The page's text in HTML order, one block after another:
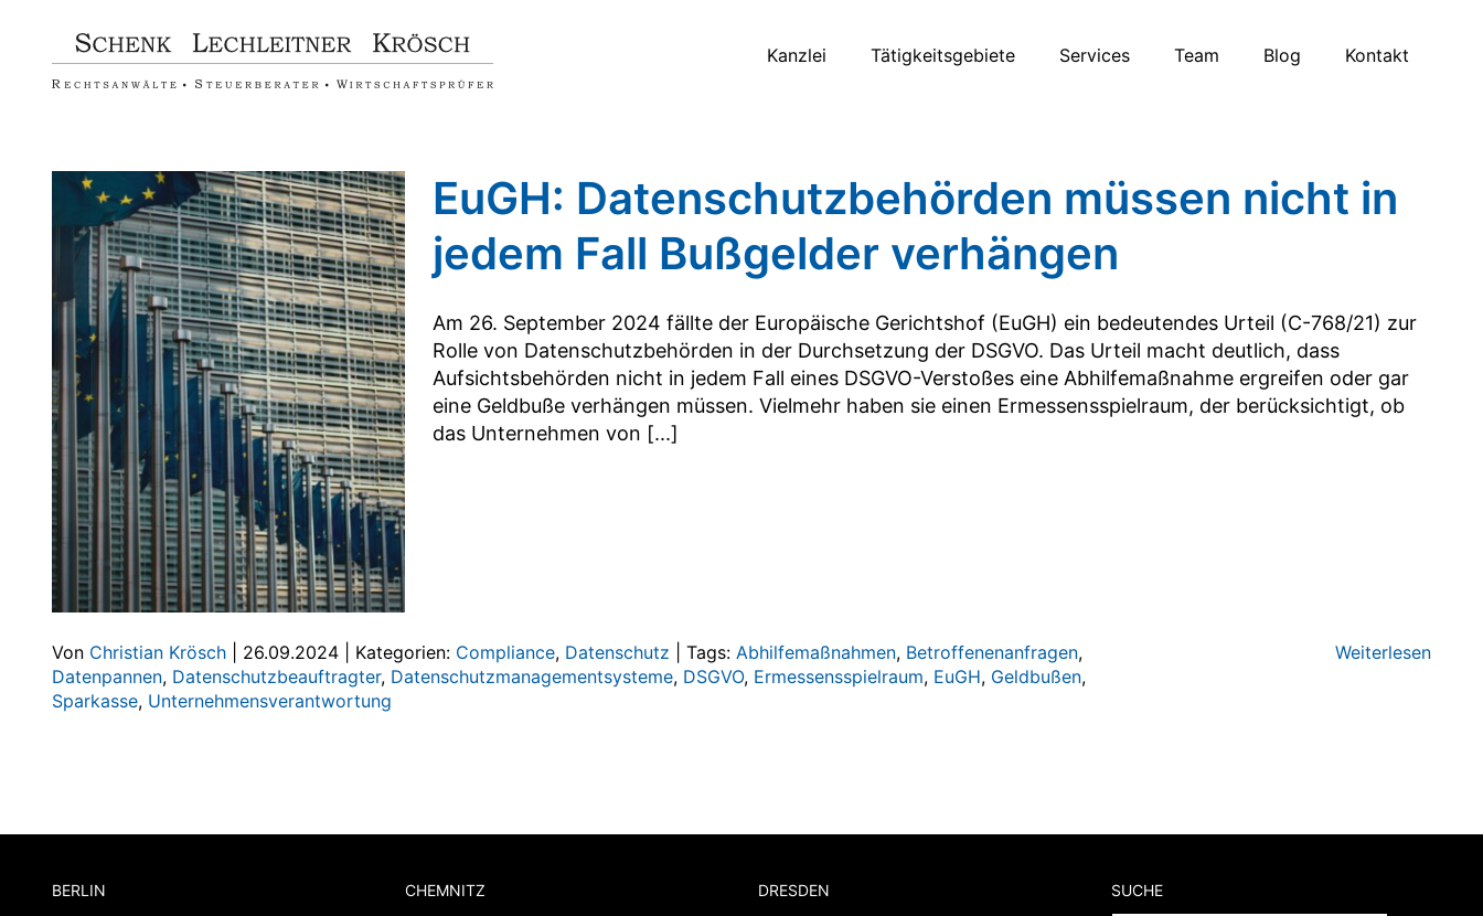
springen
Kanzlei Tätigkeitsgebiete Services Team Blog Kontakt
EuGH: Datenschutzbehörden müssen nicht in
jedem Fall Bußgelder verhängen
Am 26. September 2024 fällte der Europäische Gerichtshof (EuGH) ein bedeutendes Urteil (C-768/21) zur
Rolle von Datenschutzbehörden in der Durchsetzung der DSGVO. Das Urteil macht deutlich, dass
Aufsichtsbehörden nicht in jedem Fall eines DSGVO-Verstoßes eine Abhilfemaßnahme ergreifen oder gar
eine Geldbuße verhängen müssen. Vielmehr haben sie einen Ermessensspielraum, der berücksichtigt, ob
das Unternehmen von [...]
Von Christian Krösch 26.09.2024 Kategorien: Compliance, Datenschutz Tags: Abhilfemaßnahmen, Betroffenenanfragen,
Datenpannen, Datenschutzbeauftragter, Datenschutzmanagementsysteme, DSGVO, Ermessensspielraum, EuGH, Geldbußen,
Sparkasse, Unternehmensverantwortung
Weiterlesen
BERLIN CHEMNITZ DRESDEN SUCHE